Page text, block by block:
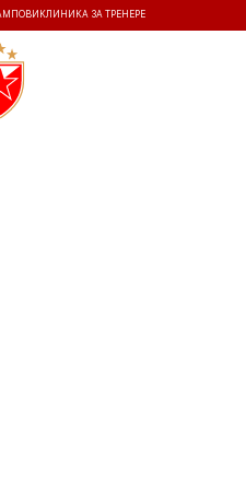
КЛИНИКА ЗА ТРЕНЕРЕ